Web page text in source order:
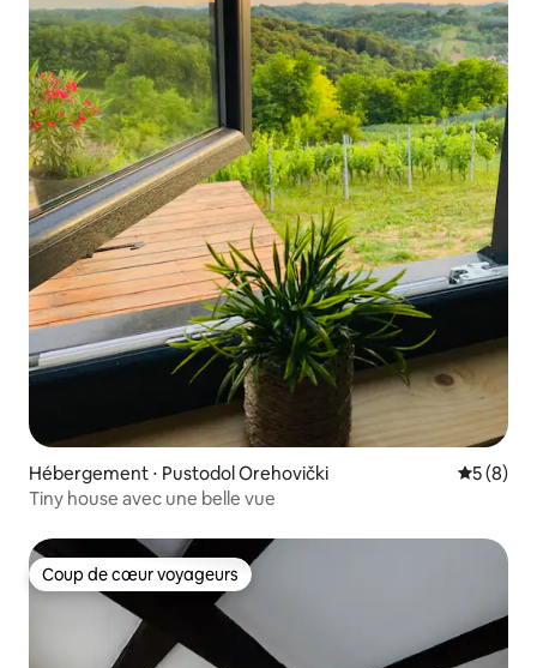
Hébergement ⋅ Pustodol Orehovički
5 (8)
Tiny house avec une belle vue
Coup de cœur voyageurs
Coup de cœur voyageurs